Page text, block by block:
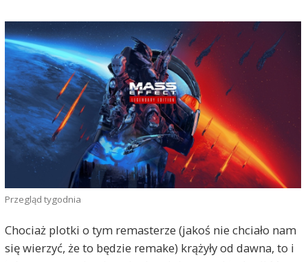
Przegląd tygodnia
Chociaż plotki o tym remasterze (jakoś nie chciało nam
się wierzyć, że to będzie remake) krążyły od dawna, to i